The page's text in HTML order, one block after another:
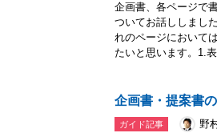
企画書、各ページで
ついてお話ししまし
れのページにおいて
たいと思います。1.
企画書・提案書
ガイド記事
野